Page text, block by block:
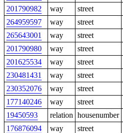
201790982
way street
264959597
way street
265643001
way street
201790980
way street
201625534
way street
230481431
way street
230352076
way street
177140246
way street
19450593
relation housenumber
176876094
way street